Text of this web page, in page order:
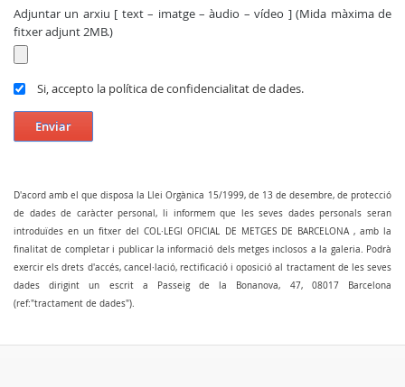
Adjuntar un arxiu [ text – imatge – àudio – vídeo ] (Mida màxima de
fitxer adjunt 2MB.)
Si, accepto la política de confidencialitat de dades.
Enviar
D'acord amb el que disposa la Llei Orgànica 15/1999, de 13 de desembre, de protecció
de dades de caràcter personal, li informem que les seves dades personals seran
introduïdes en un fitxer del COL·LEGI OFICIAL DE METGES DE BARCELONA , amb la
finalitat de completar i publicar la informació dels metges inclosos a la galeria. Podrà
exercir els drets d'accés, cancel·lació, rectificació i oposició al tractament de les seves
dades dirigint un escrit a Passeig de la Bonanova, 47, 08017 Barcelona
(ref:"tractament de dades").